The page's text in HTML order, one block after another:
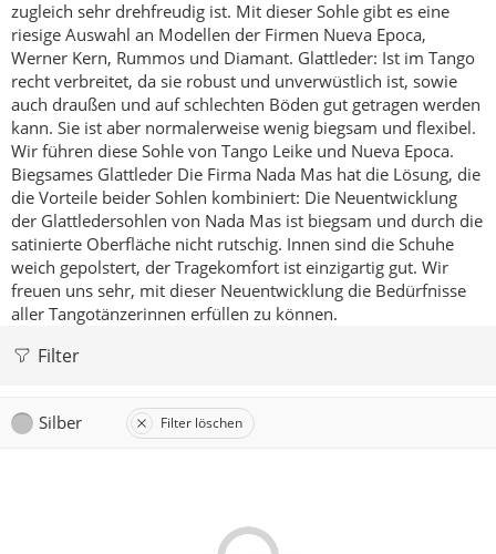
zugleich sehr drehfreudig ist. Mit dieser Sohle gibt es eine
riesige Auswahl an Modellen der Firmen Nueva Epoca,
Werner Kern, Rummos und Diamant. Glattleder: Ist im Tango
recht verbreitet, da sie robust und unverwüstlich ist, sowie
auch draußen und auf schlechten Böden gut getragen werden
kann. Sie ist aber normalerweise wenig biegsam und flexibel.
Wir führen diese Sohle von Tango Leike und Nueva Epoca.
Biegsames Glattleder Die Firma Nada Mas hat die Lösung, die
die Vorteile beider Sohlen kombiniert: Die Neuentwicklung
der Glattledersohlen von Nada Mas ist biegsam und durch die
satinierte Oberfläche nicht rutschig. Innen sind die Schuhe
weich gepolstert, der Tragekomfort ist einzigartig gut. Wir
freuen uns sehr, mit dieser Neuentwicklung die Bedürfnisse
aller Tangotänzerinnen erfüllen zu können.
Filter
Silber Filter löschen